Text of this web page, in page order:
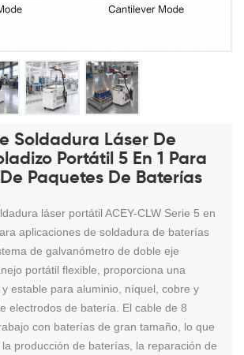
Soldadura Láser De
Portátil 5 En 1 Para
Paquetes De Baterías
láser portátil ACEY-CLW Serie 5 en
aplicaciones de soldadura de baterías
de galvanómetro de doble eje
portátil flexible, proporciona una
estable para aluminio, níquel, cobre y
electrodos de batería. El cable de 8
con baterías de gran tamaño, lo que
producción de baterías, la reparación de